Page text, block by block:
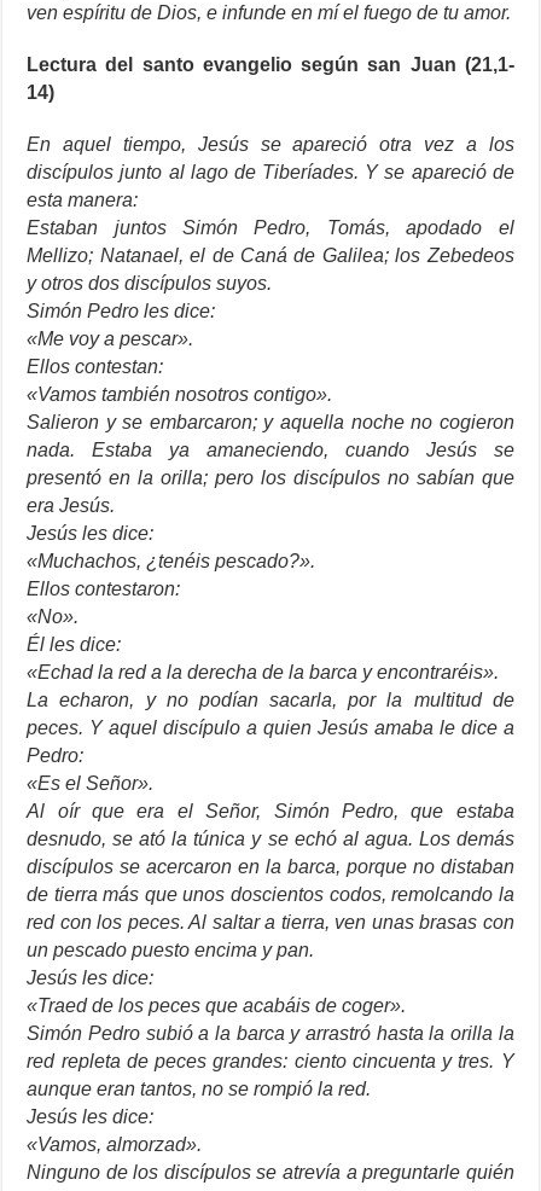
ven espíritu de Dios, e infunde en mí el fuego de tu amor.
Lectura del santo evangelio según san Juan (21,1-
14)
En aquel tiempo, Jesús se apareció otra vez a los
discípulos junto al lago de Tiberíades. Y se apareció de
esta manera:
Estaban juntos Simón Pedro, Tomás, apodado el
Mellizo; Natanael, el de Caná de Galilea; los Zebedeos
y otros dos discípulos suyos.
Simón Pedro les dice:
«Me voy a pescar».
Ellos contestan:
«Vamos también nosotros contigo».
Salieron y se embarcaron; y aquella noche no cogieron
nada. Estaba ya amaneciendo, cuando Jesús se
presentó en la orilla; pero los discípulos no sabían que
era Jesús.
Jesús les dice:
«Muchachos, ¿tenéis pescado?».
Ellos contestaron:
«No».
Él les dice:
«Echad la red a la derecha de la barca y encontraréis».
La echaron, y no podían sacarla, por la multitud de
peces. Y aquel discípulo a quien Jesús amaba le dice a
Pedro:
«Es el Señor».
Al oír que era el Señor, Simón Pedro, que estaba
desnudo, se ató la túnica y se echó al agua. Los demás
discípulos se acercaron en la barca, porque no distaban
de tierra más que unos doscientos codos, remolcando la
red con los peces. Al saltar a tierra, ven unas brasas con
un pescado puesto encima y pan.
Jesús les dice:
«Traed de los peces que acabáis de coger».
Simón Pedro subió a la barca y arrastró hasta la orilla la
red repleta de peces grandes: ciento cincuenta y tres. Y
aunque eran tantos, no se rompió la red.
Jesús les dice:
«Vamos, almorzad».
Ninguno de los discípulos se atrevía a preguntarle quién